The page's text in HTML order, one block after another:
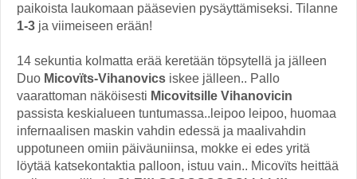
paikoista laukomaan pääsevien pysäyttämiseksi. Tilanne
1-3 ja viimeiseen erään!
14 sekuntia kolmatta erää keretään töpsytellä ja jälleen
Duo Micovïts-Vihanovics iskee jälleen.. Pallo
vaarattoman näköisesti Micovitsille Vihanovicin
passista keskialueen tuntumassa..leipoo leipoo, huomaa
infernaalisen maskin vahdin edessä ja maalivahdin
uppotuneen omiin päiväuniinsa, mokke ei edes yritä
löytää katsekontaktia palloon, istuu vain.. Micovïts heittää